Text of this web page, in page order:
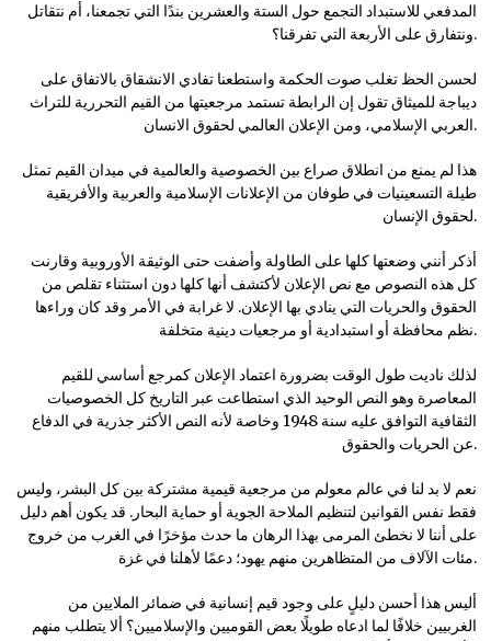
المدفعي للاستبداد التجمع حول الستة والعشرين بندًا التي تجمعنا، أم نتقاتل
ونتفارق على الأربعة التي تفرقنا؟.
لحسن الحظ تغلب صوت الحكمة واستطعنا تفادي الانشقاق بالاتفاق على
ديباجة للميثاق تقول إن الرابطة تستمد مرجعيتها من القيم التحررية للتراث
العربي الإسلامي، ومن الإعلان العالمي لحقوق الانسان.
هذا لم يمنع من انطلاق صراع بين الخصوصية والعالمية في ميدان القيم تمثل
طيلة التسعينيات في طوفان من الإعلانات الإسلامية والعربية والأفريقية
لحقوق الإنسان.
أذكر أنني وضعتها كلها على الطاولة وأضفت حتى الوثيقة الأوروبية وقارنت
كل هذه النصوص مع نص الإعلان لأكتشف أنها كلها دون استثناء تقلص من
الحقوق والحريات التي ينادي بها الإعلان. لا غرابة في الأمر وقد كان وراءها
نظم محافظة أو استبدادية أو مرجعيات دينية متخلفة.
لذلك ناديت طول الوقت بضرورة اعتماد الإعلان كمرجع أساسي للقيم
المعاصرة وهو النص الوحيد الذي استطاعت عبر التاريخ كل الخصوصيات
الثقافية التوافق عليه سنة 1948 وخاصة لأنه النص الأكثر جذرية في الدفاع
عن الحريات والحقوق.
نعم لا بد لنا في عالم معولم من مرجعية قيمية مشتركة بين كل البشر، وليس
فقط نفس القوانين لتنظيم الملاحة الجوية أو حماية البحار. قد يكون أهم دليل
على أننا لا نخطئ المرمى بهذا الرهان ما حدث مؤخرًا في الغرب من خروج
مئات الآلاف من المتظاهرين منهم يهود؛ دعمًا لأهلنا في غزة.
أليس هذا أحسن دليلٍ على وجود قيم إنسانية في ضمائر الملايين من
الغربيين خلافًا لما ادعاه طويلًا بعض القوميين والإسلاميين؟ ألا يتطلب منهم